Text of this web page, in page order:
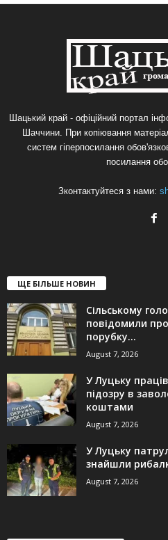
Шацький край - офіційний портал
Шаччини. При копіювання
систем гіперпосилання
посилання
Зконтактуйтеся з нами:
ЩЕ БІЛЬШЕ НОВИН
Сільському
повідомили
порубку...
August 7, 2026
У Луцьку
підозру в
коштами
August 7, 2026
У Луцьку
знайшли
August 7, 2026